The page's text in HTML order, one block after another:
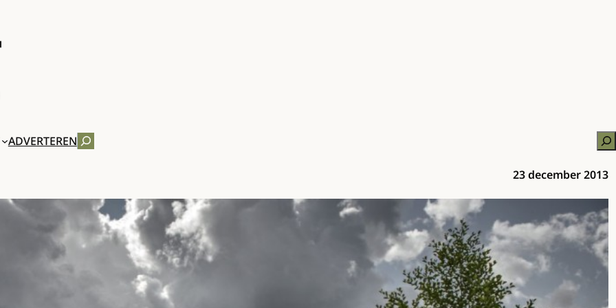
ADVERTERENZOEKEN
23 december 2013